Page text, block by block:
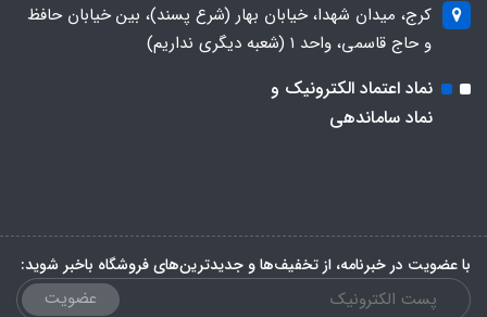
کرج، میدان شهدا، خیابان بهار (شرع پسند)، بین خیابان حافظ
و حاج قاسمی، واحد ۱ (شعبه دیگری نداریم)
نماد اعتماد الکترونیک و
نماد ساماندهی
با عضویت در خبرنامه، از تخفیف‌ها و جدیدترین‌های فروشگاه باخبر شوید:
عضویت